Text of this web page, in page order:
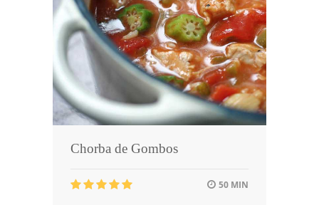
Chorba de Gombos
50 MIN